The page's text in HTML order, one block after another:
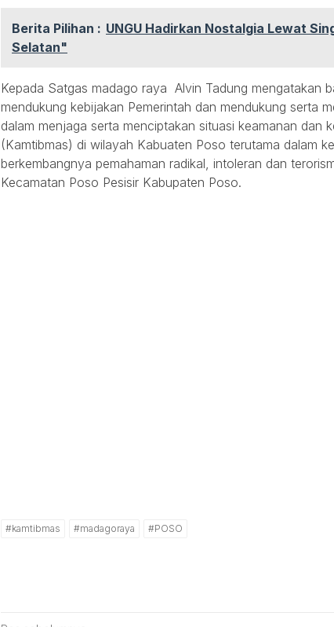
Berita Pilihan : UNGU Hadirkan Nostalgia Lewat
Selatan"
Kepada Satgas madago raya Alvin Tadung mengatakan
mendukung kebijakan Pemerintah dan mendukung serta
dalam menjaga serta menciptakan situasi keamanan dan
(Kamtibmas) di wilayah Kabuaten Poso terutama dalam
berkembangnya pemahaman radikal, intoleran dan
Kecamatan Poso Pesisir Kabupaten Poso.
#kamtibmas #madagoraya #POSO